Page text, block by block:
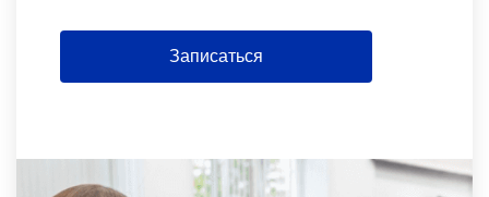
Записаться